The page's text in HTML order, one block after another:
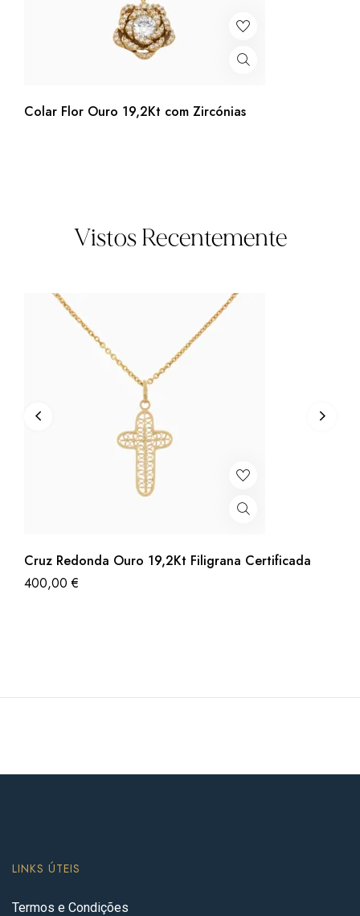
Colar Flor Ouro 19,2Kt com Zircónias
Vistos Recentemente
Cruz Redonda Ouro 19,2Kt Filigrana Certificada
400,00€
LINKS ÚTEIS
Termos e Condições